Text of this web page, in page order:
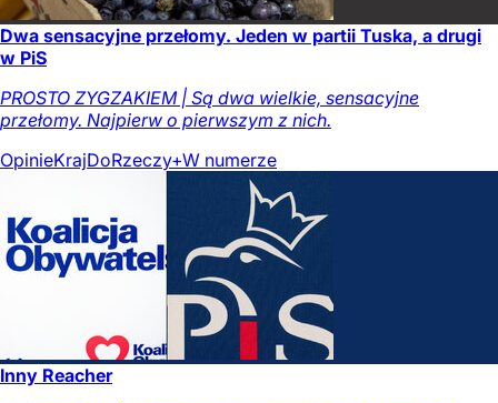
Dwa sensacyjne przełomy. Jeden w partii Tuska, a drugi
w PiS
PROSTO ZYGZAKIEM | Są dwa wielkie, sensacyjne
przełomy. Najpierw o pierwszym z nich.
OpinieKrajDoRzeczy+W numerze
Inny Reacher